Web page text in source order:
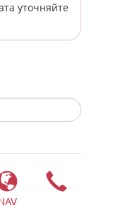
уточняйте